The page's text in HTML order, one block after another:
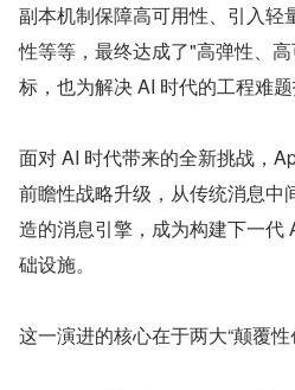
副本机制保障高可用性、引入轻
性等等，最终达成了"高弹性、
标，也为解决 AI 时代的工程难题
面对 AI 时代带来的全新挑战，
前瞻性战略升级，从传统消息中
造的消息引擎，成为构建下一代
础设施。
这一演进的核心在于两大“颠覆性